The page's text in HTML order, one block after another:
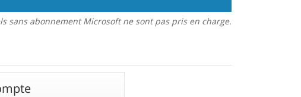
sans abonnement Microsoft ne sont pas pris en charge.